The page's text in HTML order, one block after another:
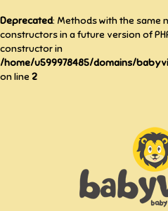
Deprecated: Methods with the same
constructors in a future version of
constructor in
/home/u599978485/domains/
on line 2